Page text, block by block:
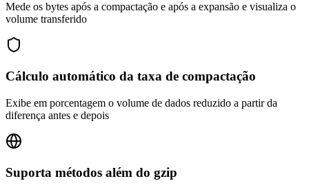
Mede os bytes após a compactação e após a expansão e visualiza o
volume transferido
Cálculo automático da taxa de compactação
Exibe em porcentagem o volume de dados reduzido a partir da
diferença antes e depois
Suporta métodos além do gzip